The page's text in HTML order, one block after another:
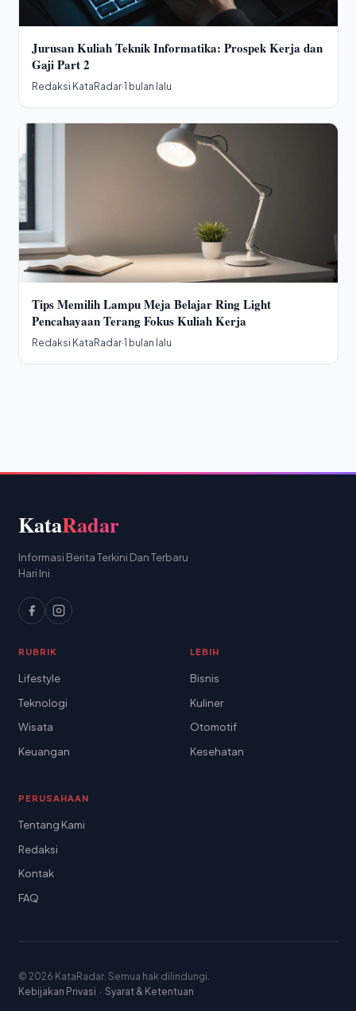
Jurusan Kuliah Teknik Informatika: Prospek Kerja dan
Gaji Part 2
Redaksi KataRadar·1 bulan lalu
Tips Memilih Lampu Meja Belajar Ring Light
Pencahayaan Terang Fokus Kuliah Kerja
Redaksi KataRadar·1 bulan lalu
KataRadar
Informasi Berita Terkini Dan Terbaru
Hari Ini
RUBRIK
Lifestyle
Teknologi
Wisata
Keuangan
LEBIH
Bisnis
Kuliner
Otomotif
Kesehatan
PERUSAHAAN
Tentang Kami
Redaksi
Kontak
FAQ
© 2026 KataRadar. Semua hak dilindungi.
Kebijakan Privasi · Syarat & Ketentuan